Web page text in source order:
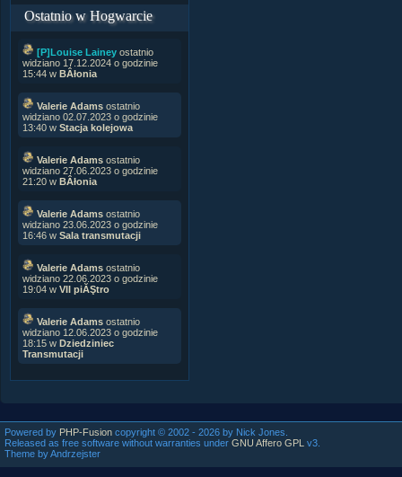
Ostatnio w Hogwarcie
[P]Louise Lainey ostatnio
widziano 17.12.2024 o godzinie
15:44 w BÂłonia
Valerie Adams ostatnio
widziano 02.07.2023 o godzinie
13:40 w Stacja kolejowa
Valerie Adams ostatnio
widziano 27.06.2023 o godzinie
21:20 w BÂłonia
Valerie Adams ostatnio
widziano 23.06.2023 o godzinie
16:46 w Sala transmutacji
Valerie Adams ostatnio
widziano 22.06.2023 o godzinie
19:04 w VII piĂŞtro
Valerie Adams ostatnio
widziano 12.06.2023 o godzinie
18:15 w Dziedziniec
Transmutacji
Powered by PHP-Fusion copyright © 2002 - 2026 by Nick Jones.
Released as free software without warranties under GNU Affero GPL
v3.
Theme by Andrzejster